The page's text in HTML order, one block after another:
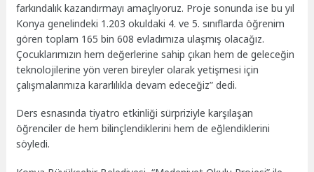
farkındalık kazandırmayı amaçlıyoruz. Proje sonunda ise bu yıl
Konya genelindeki 1.203 okuldaki 4. ve 5. sınıflarda öğrenim
gören toplam 165 bin 608 evladımıza ulaşmış olacağız.
Çocuklarımızın hem değerlerine sahip çıkan hem de geleceğin
teknolojilerine yön veren bireyler olarak yetişmesi için
çalışmalarımıza kararlılıkla devam edeceğiz” dedi.
Ders esnasında tiyatro etkinliği sürpriziyle karşılaşan
öğrenciler de hem bilinçlendiklerini hem de eğlendiklerini
söyledi.